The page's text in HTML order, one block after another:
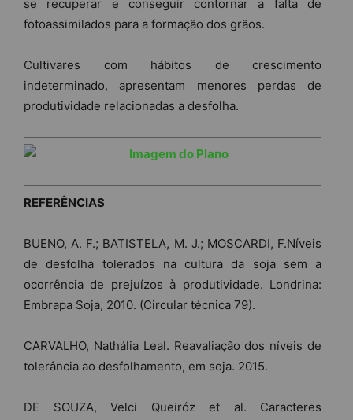
se recuperar e conseguir contornar a falta de
fotoassimilados para a formação dos grãos.
Cultivares com hábitos de crescimento
indeterminado, apresentam menores perdas de
produtividade relacionadas a desfolha.
REFERÊNCIAS
BUENO, A. F.; BATISTELA, M. J.; MOSCARDI, F.Níveis
de desfolha tolerados na cultura da soja sem a
ocorrência de prejuízos à produtividade. Londrina:
Embrapa Soja, 2010. (Circular técnica 79).
CARVALHO, Nathália Leal. Reavaliação dos níveis de
tolerância ao desfolhamento, em soja. 2015.
DE SOUZA, Velci Queiróz et al. Caracteres